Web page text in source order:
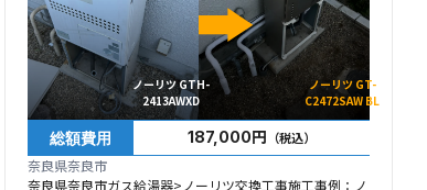
ノーリツ GTH-
2413AWXD
ノーリツ GT-
C2472SAW BL
総額費用 187,000円 （税込）
奈良県奈良市
奈良県奈良市ガス給湯器>ノーリツ交換工事施工事例：ノ